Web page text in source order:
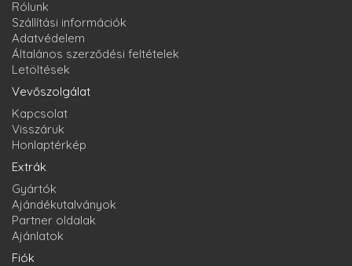
Rólunk
Szállítási információk
Adatvédelem
Általános szerződési feltételek
Letöltések
Vevőszolgálat
Kapcsolat
Visszáruk
Honlaptérkép
Extrák
Gyártók
Ajándékutalványok
Partner oldalak
Ajánlatok
Fiók